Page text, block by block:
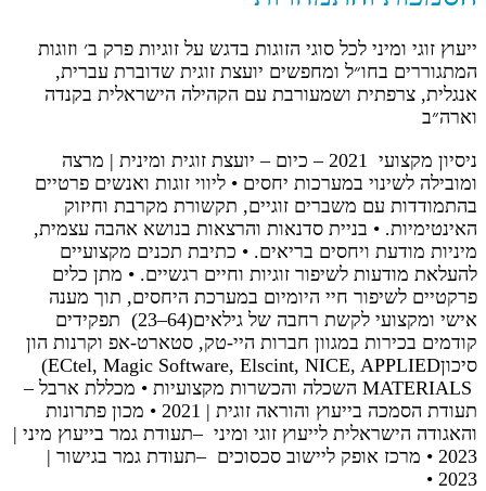
ייעוץ זוגי ומיני לכל סוגי הזוגות בדגש על זוגיות פרק ב׳ וזוגות
המתגוררים בחו״ל ומחפשים יועצת זוגית שדוברת עברית,
אנגלית, צרפתית ושמעורבת עם הקהילה הישראלית בקנדה
וארה״ב
ניסיון מקצועי ‎2021 ‎‏ ‏‎–‎‏ כיום – יועצת זוגית ומינית | מרצה
ומובילה לשינוי במערכות יחסים • ליווי זוגות ואנשים פרטיים
בהתמודדות עם משברים זוגיים, תקשורת מקרבת וחיזוק
‏האינטימיות‎.‎ • בניית סדנאות והרצאות בנושא אהבה עצמית,
מיניות מודעת ויחסים בריאים‎.‎ • כתיבת תכנים מקצועיים
להעלאת מודעות לשיפור זוגיות וחיים רגשיים‎.‎ • מתן כלים
פרקטיים לשיפור חיי היומיום במערכת היחסים, תוך מענה
אישי ומקצועי לקשת ‏רחבה של גילאים‎ (23–64)‎‏ תפקידים
קודמים‎ בכירות במגוון חברות היי-טק, סטארט-אפ וקרנות הון
סיכון‎ (ECtel, Magic Software, Elscint, NICE, APPLIED
MATERIALS ‎ השכלה והכשרות מקצועיות • מכללת ארבל ‏‎–
‎תעודת הסמכה בייעוץ והוראה זוגית | 2021‏ • מכון פתרונות
והאגודה הישראלית לייעוץ זוגי ומיני ‏‎– ‎תעודת גמר בייעוץ מיני |
2023‏ • מרכז אופק ליישוב סכסוכים ‏‎– ‎תעודת גמר בגישור |
2023‏ •